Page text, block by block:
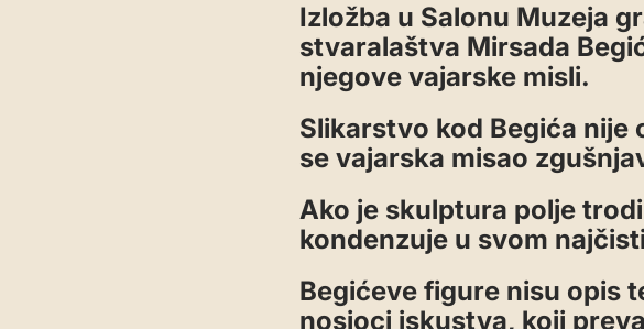
Izložba u Salonu Muzeja
stvaralaštva Mirsada
njegove vajarske misli.
Slikarstvo kod Begića
se vajarska misao
Ako je skulptura polje
kondenzuje u svom
Begićeve figure nisu opis
nosioci iskustva, koji